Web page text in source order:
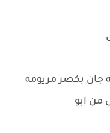
جان بكصر مريومه
من ابو